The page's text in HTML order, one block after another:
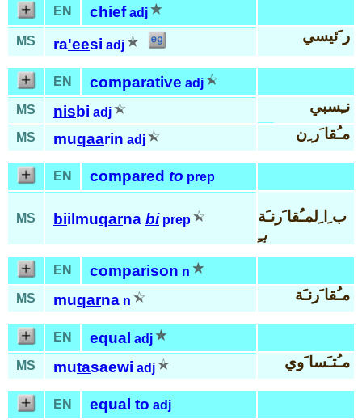
EN chief adj
MS ra'eesi adj
ر َئيسي
EN comparative adj
MS
nisbi adj نـِسبي
MS muqaarin adj مـُقا َر ِن
EN compared to prep
MS biilmuqarna bi prep
ب ِا ِلمـُقا َرنـَة
بـِ
EN comparison n
MS
muqarna n مـُقا َرنـَة
EN equal adj
MS
mutasaewi adj مـُتـَسا َوي
EN equal to adj